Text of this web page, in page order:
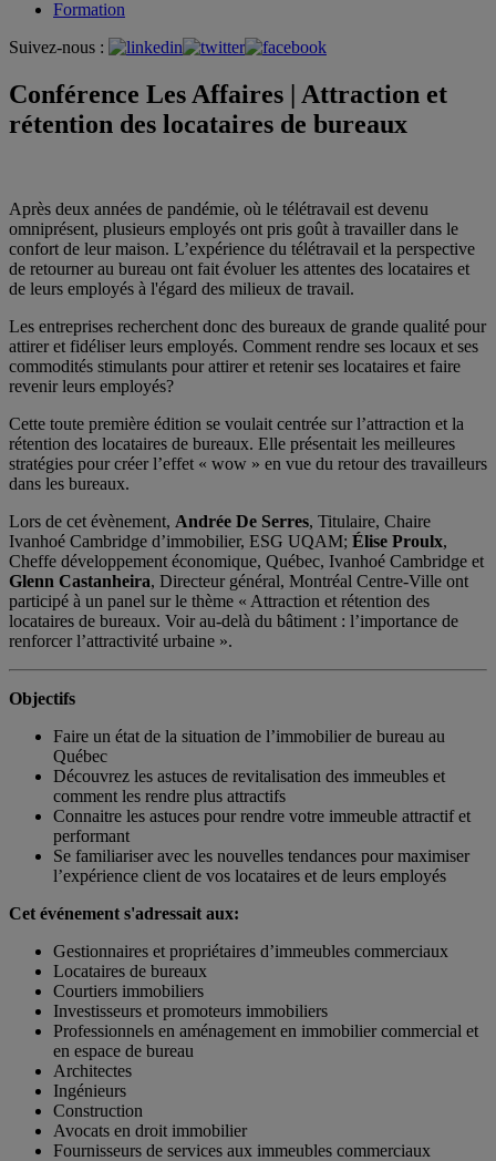
Formation
Suivez-nous :
Conférence Les Affaires | Attraction et
rétention des locataires de bureaux
Après deux années de pandémie, où le télétravail est devenu
omniprésent, plusieurs employés ont pris goût à travailler dans le
confort de leur maison. L’expérience du télétravail et la perspective
de retourner au bureau ont fait évoluer les attentes des locataires et
de leurs employés à l'égard des milieux de travail.
Les entreprises recherchent donc des bureaux de grande qualité pour
attirer et fidéliser leurs employés. Comment rendre ses locaux et ses
commodités stimulants pour attirer et retenir ses locataires et faire
revenir leurs employés?
Cette toute première édition se voulait centrée sur l’attraction et la
rétention des locataires de bureaux. Elle présentait les meilleures
stratégies pour créer l’effet « wow » en vue du retour des travailleurs
dans les bureaux.
Lors de cet évènement, Andrée De Serres, Titulaire, Chaire
Ivanhoé Cambridge d’immobilier, ESG UQAM; Élise Proulx,
Cheffe développement économique, Québec, Ivanhoé Cambridge et
Glenn Castanheira, Directeur général, Montréal Centre-Ville ont
participé à un panel sur le thème « Attraction et rétention des
locataires de bureaux. Voir au-delà du bâtiment : l’importance de
renforcer l’attractivité urbaine ».
Objectifs
Faire un état de la situation de l’immobilier de bureau au
Québec
Découvrez les astuces de revitalisation des immeubles et
comment les rendre plus attractifs
Connaitre les astuces pour rendre votre immeuble attractif et
performant
Se familiariser avec les nouvelles tendances pour maximiser
l’expérience client de vos locataires et de leurs employés
Cet événement s'adressait aux:
Gestionnaires et propriétaires d’immeubles commerciaux
Locataires de bureaux
Courtiers immobiliers
Investisseurs et promoteurs immobiliers
Professionnels en aménagement en immobilier commercial et
en espace de bureau
Architectes
Ingénieurs
Construction
Avocats en droit immobilier
Fournisseurs de services aux immeubles commerciaux